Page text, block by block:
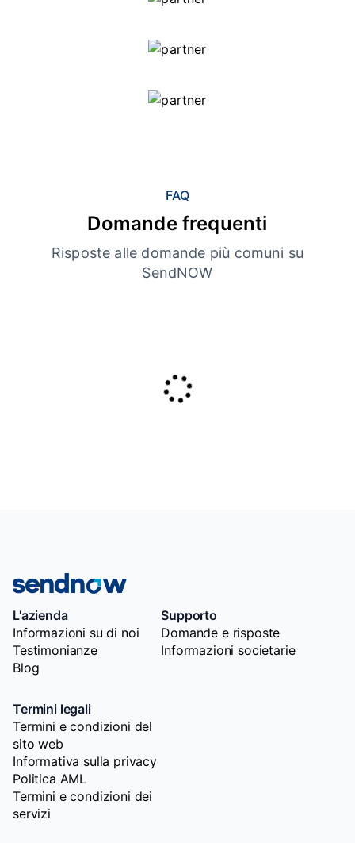
FAQ
Domande frequenti
Risposte alle domande più comuni su
SendNOW
L'azienda
Informazioni su di noi
Testimonianze
Blog
Supporto
Domande e risposte
Informazioni societarie
Termini legali
Termini e condizioni del
sito web
Informativa sulla privacy
Politica AML
Termini e condizioni dei
servizi